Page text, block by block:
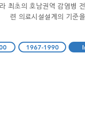
최초의 호남권역 감염병
련 의료시설설계의 기준
1967-1990